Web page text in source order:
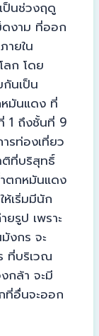
ป็นช่วงฤดู
ดงาม ที่ออก
ายใน
ก โดย
นเป็น
มันแดง ที่
1 ถึงชั้นที่ 9
รท่องเที่ยว
ติที่บริสุทธิ์
ตกหมันแดง
เริ่มมีนัก
ยรูป เพราะ
งกร จะ
ที่บริเวณ
กล้า จะมี
ที่อื่นจะออก